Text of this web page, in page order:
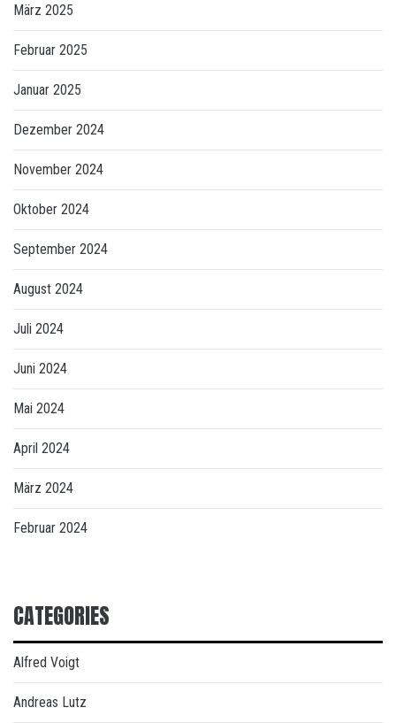
März 2025
Februar 2025
Januar 2025
Dezember 2024
November 2024
Oktober 2024
September 2024
August 2024
Juli 2024
Juni 2024
Mai 2024
April 2024
März 2024
Februar 2024
CATEGORIES
Alfred Voigt
Andreas Lutz